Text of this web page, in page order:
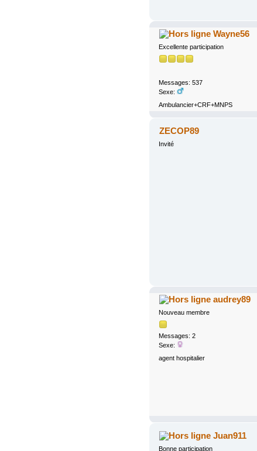
Wayne56
Excellente participation
Messages: 537
Sexe:
Ambulancier+CRF+MNPS
ZECOP89
Invité
audrey89
Nouveau membre
Messages: 2
Sexe:
agent hospitalier
Juan911
Bonne participation